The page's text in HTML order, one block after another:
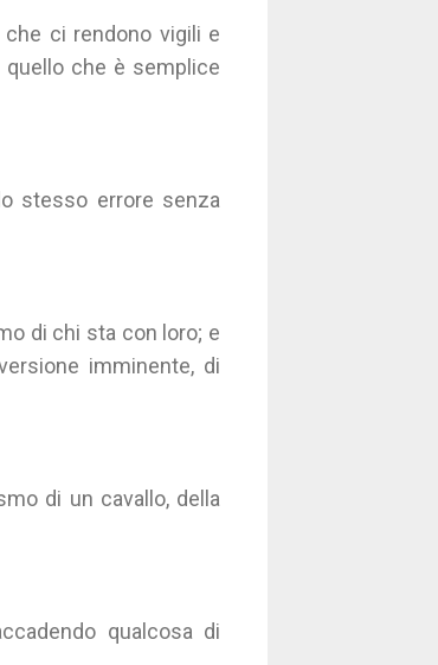
ci rendono vigili e
che è semplice
stesso errore senza
di chi sta con loro; e
imminente, di
di un cavallo, della
qualcosa di